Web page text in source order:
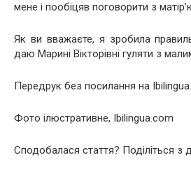
мене і пообіцяв поговорити з
Як ви вважаєте, я зробила
даю Марині Вікторівні гуляти з
Передрук без посилання на
Фото ілюстративне, Ibilingua.com
Сподобалася стаття? Поділіться з